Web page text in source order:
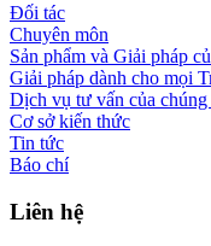
Đối tác
Chuyên môn
Sản phẩm và Giải pháp
Giải pháp dành cho mọi
Dịch vụ tư vấn của chúng
Cơ sở kiến thức
Tin tức
Báo chí
Liên hệ